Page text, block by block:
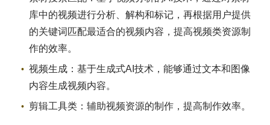
库中的视频进行分析、解构和标记，再根据用户提供
的关键词匹配最适合的视频内容，提高视频类资源制
作的效率。
视频生成：基于生成式AI技术，能够通过文本和图像
内容生成视频内容。
剪辑工具类：辅助视频资源的制作，提高制作效率。